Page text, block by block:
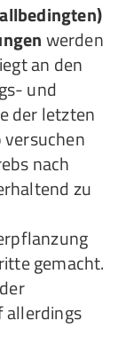
werden
an den
und
der letzten
nach
zu
gemacht.
allerdings